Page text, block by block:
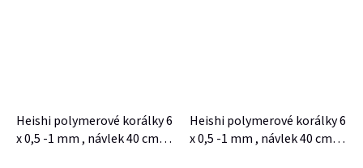
Heishi polymerové korálky 6
x 0,5 -1 mm , návlek 40 cm,
Heishi polymerové korálky 6
x 0,5 -1 mm , návlek 40 cm,